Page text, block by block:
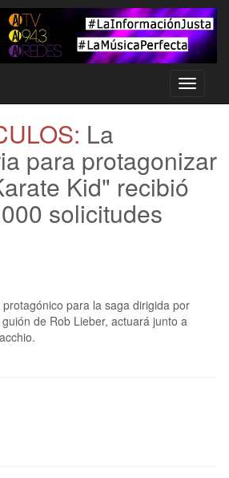
Toggle
La
para protagonizar
Kid" recibió
solicitudes
para la saga dirigida por
de Rob Lieber, actuará junto a